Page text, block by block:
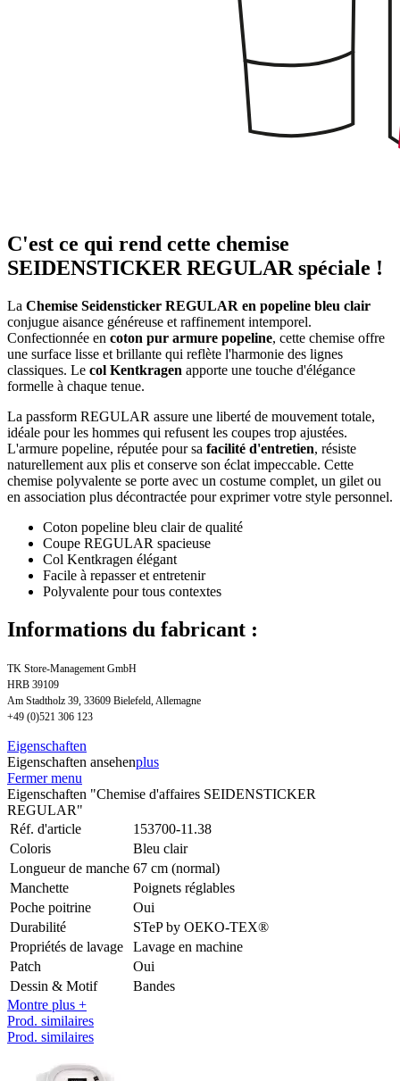
C'est ce qui rend cette chemise
SEIDENSTICKER REGULAR spéciale !
La Chemise Seidensticker REGULAR en popeline bleu clair
conjugue aisance généreuse et raffinement intemporel.
Confectionnée en coton pur armure popeline, cette chemise offre
une surface lisse et brillante qui reflète l'harmonie des lignes
classiques. Le col Kentkragen apporte une touche d'élégance
formelle à chaque tenue.
La passform REGULAR assure une liberté de mouvement totale,
idéale pour les hommes qui refusent les coupes trop ajustées.
L'armure popeline, réputée pour sa facilité d'entretien, résiste
naturellement aux plis et conserve son éclat impeccable. Cette
chemise polyvalente se porte avec un costume complet, un gilet ou
en association plus décontractée pour exprimer votre style personnel.
Coton popeline bleu clair de qualité
Coupe REGULAR spacieuse
Col Kentkragen élégant
Facile à repasser et entretenir
Polyvalente pour tous contextes
Informations du fabricant :
TK Store-Management GmbH
HRB 39109
Am Stadtholz 39, 33609 Bielefeld, Allemagne
+49 (0)521 306 123
Eigenschaften
Eigenschaften ansehenplus
Fermer menu
Eigenschaften "Chemise d'affaires SEIDENSTICKER
REGULAR"
Réf. d'article
153700-11.38
Coloris
Bleu clair
Longueur de manche 67 cm (normal)
Manchette
Poignets réglables
Poche poitrine
Oui
Durabilité
STeP by OEKO-TEX®
Propriétés de lavage
Lavage en machine
Patch
Oui
Dessin & Motif
Bandes
Montre plus +
Prod. similaires
Prod. similaires